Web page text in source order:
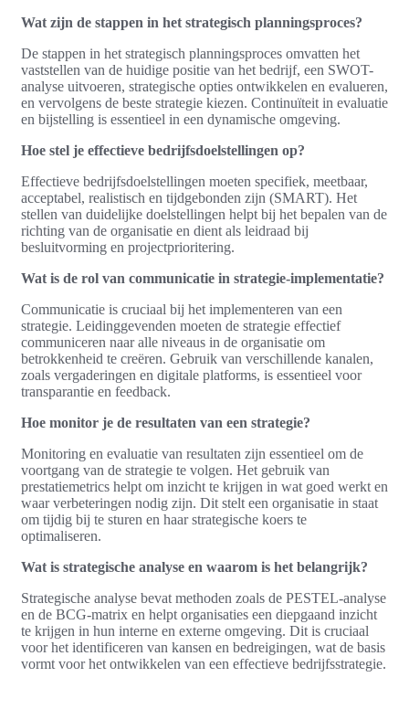
Wat zijn de stappen in het strategisch planningsproces?
De stappen in het strategisch planningsproces omvatten het
vaststellen van de huidige positie van het bedrijf, een SWOT-
analyse uitvoeren, strategische opties ontwikkelen en evalueren,
en vervolgens de beste strategie kiezen. Continuïteit in evaluatie
en bijstelling is essentieel in een dynamische omgeving.
Hoe stel je effectieve bedrijfsdoelstellingen op?
Effectieve bedrijfsdoelstellingen moeten specifiek, meetbaar,
acceptabel, realistisch en tijdgebonden zijn (SMART). Het
stellen van duidelijke doelstellingen helpt bij het bepalen van de
richting van de organisatie en dient als leidraad bij
besluitvorming en projectprioritering.
Wat is de rol van communicatie in strategie-implementatie?
Communicatie is cruciaal bij het implementeren van een
strategie. Leidinggevenden moeten de strategie effectief
communiceren naar alle niveaus in de organisatie om
betrokkenheid te creëren. Gebruik van verschillende kanalen,
zoals vergaderingen en digitale platforms, is essentieel voor
transparantie en feedback.
Hoe monitor je de resultaten van een strategie?
Monitoring en evaluatie van resultaten zijn essentieel om de
voortgang van de strategie te volgen. Het gebruik van
prestatiemetrics helpt om inzicht te krijgen in wat goed werkt en
waar verbeteringen nodig zijn. Dit stelt een organisatie in staat
om tijdig bij te sturen en haar strategische koers te
optimaliseren.
Wat is strategische analyse en waarom is het belangrijk?
Strategische analyse bevat methoden zoals de PESTEL-analyse
en de BCG-matrix en helpt organisaties een diepgaand inzicht
te krijgen in hun interne en externe omgeving. Dit is cruciaal
voor het identificeren van kansen en bedreigingen, wat de basis
vormt voor het ontwikkelen van een effectieve bedrijfsstrategie.